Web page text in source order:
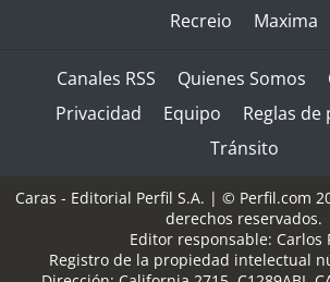
Recreio
Maxima
Canales RSS Quienes Somos
Privacidad
Equipo
Reglas
Tránsito
Caras - Editorial Perfil S.A. | © Perfil.com
derechos reservados.
Editor responsable: Carlos
Registro de la propiedad intelectual